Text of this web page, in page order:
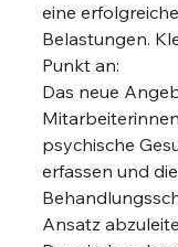
eine
Belastungen.
Punkt an:
Das neue
psychische
erfassen und
Ansatz